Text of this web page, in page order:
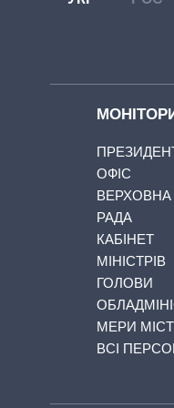
ОФІС
ВЕРХОВНА
РАДА
КАБІНЕТ
МІНІСТРІВ
ГОЛОВИ
МЕРИ МІСТ
ВСІ